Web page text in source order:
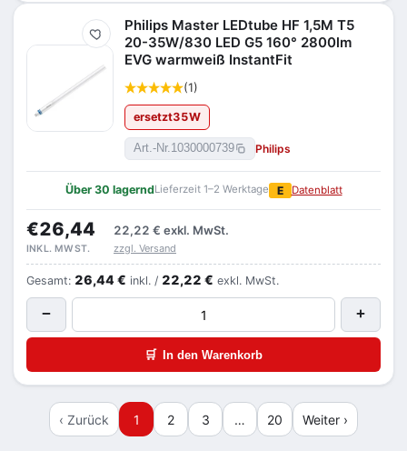
Merken
Philips Master LEDtube HF 1,5M T5
20-35W/830 LED G5 160° 2800lm
EVG warmweiß InstantFit
(1)
ersetzt35W
Art.-Nr.1030000739 Philips
Über 30 lagerndLieferzeit 1–2 Werktage E Datenblatt
€26,44 22,22 € exkl. MwSt.
INKL. MWST. zzgl. Versand
Gesamt: 26,44 € inkl. / 22,22 € exkl. MwSt.
− +
🛒 In den Warenkorb
‹ Zurück 1 2 3 … 20 Weiter ›